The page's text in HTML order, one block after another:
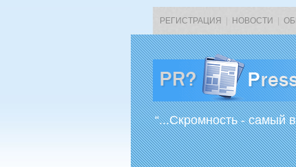
РЕГИСТРАЦИЯ НОВОСТИ
“...Скромность - самый